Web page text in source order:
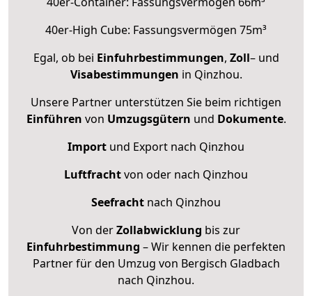
40er-High Cube: Fassungsvermögen 75m³
Egal, ob bei Einfuhrbestimmungen, Zoll– und
Visabestimmungen in Qinzhou.
Unsere Partner unterstützen Sie beim richtigen
Einführen von Umzugsgütern und Dokumente.
Import und Export nach Qinzhou
Luftfrachtvon oder nach Qinzhou
Seefracht nach Qinzhou
Von derZollabwicklung bis zur
Einfuhrbestimmung – Wir kennen die perfekten
Partner für den Umzug von Bergisch Gladbach
nach Qinzhou.